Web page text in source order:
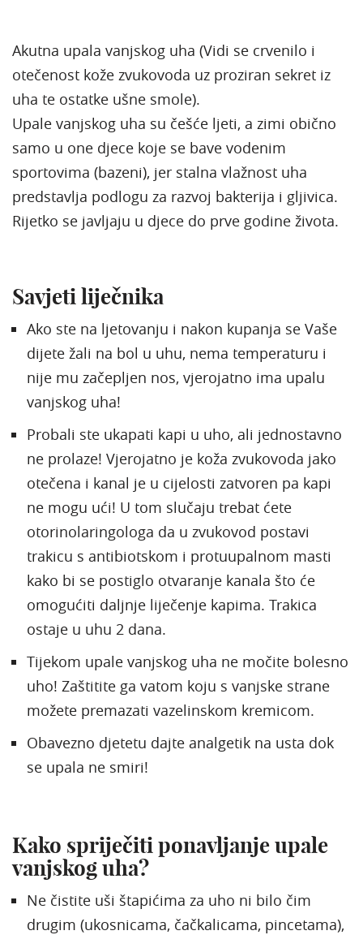
Akutna upala vanjskog uha (Vidi se crvenilo i
otečenost kože zvukovoda uz proziran sekret iz
uha te ostatke ušne smole).
Upale vanjskog uha su češće ljeti, a zimi obično
samo u one djece koje se bave vodenim
sportovima (bazeni), jer stalna vlažnost uha
predstavlja podlogu za razvoj bakterija i gljivica.
Rijetko se javljaju u djece do prve godine života.
Savjeti liječnika
Ako ste na ljetovanju i nakon kupanja se Vaše
dijete žali na bol u uhu, nema temperaturu i
nije mu začepljen nos, vjerojatno ima upalu
vanjskog uha!
Probali ste ukapati kapi u uho, ali jednostavno
ne prolaze! Vjerojatno je koža zvukovoda jako
otečena i kanal je u cijelosti zatvoren pa kapi
ne mogu ući! U tom slučaju trebat ćete
otorinolaringologa da u zvukovod postavi
trakicu s antibiotskom i protuupalnom masti
kako bi se postiglo otvaranje kanala što će
omogućiti daljnje liječenje kapima. Trakica
ostaje u uhu 2 dana.
Tijekom upale vanjskog uha ne močite bolesno
uho! Zaštitite ga vatom koju s vanjske strane
možete premazati vazelinskom kremicom.
Obavezno djetetu dajte analgetik na usta dok
se upala ne smiri!
Kako spriječiti ponavljanje upale
vanjskog uha?
Ne čistite uši štapićima za uho ni bilo čim
drugim (ukosnicama, čačkalicama, pincetama),